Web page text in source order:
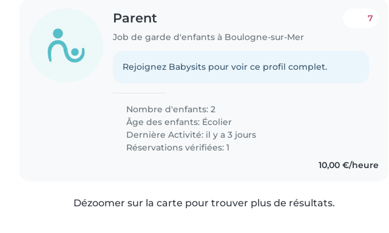
Parent
Job de garde d'enfants à Boulogne-sur-Mer
7
Rejoignez Babysits pour voir ce profil complet.
Nombre d'enfants: 2
Âge des enfants: Écolier
Dernière Activité: il y a 3 jours
Réservations vérifiées: 1
10,00 €/heure
Dézoomer sur la carte pour trouver plus de résultats.